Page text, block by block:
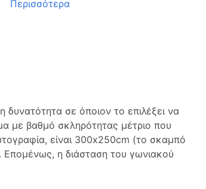
Περισσότερα
σε όποιον το επιλέξει να
με βαθμό σκληρότητας μέτριο που
είναι 300x250cm (το σκαμπό
Επομένως, η διάσταση του γωνιακού